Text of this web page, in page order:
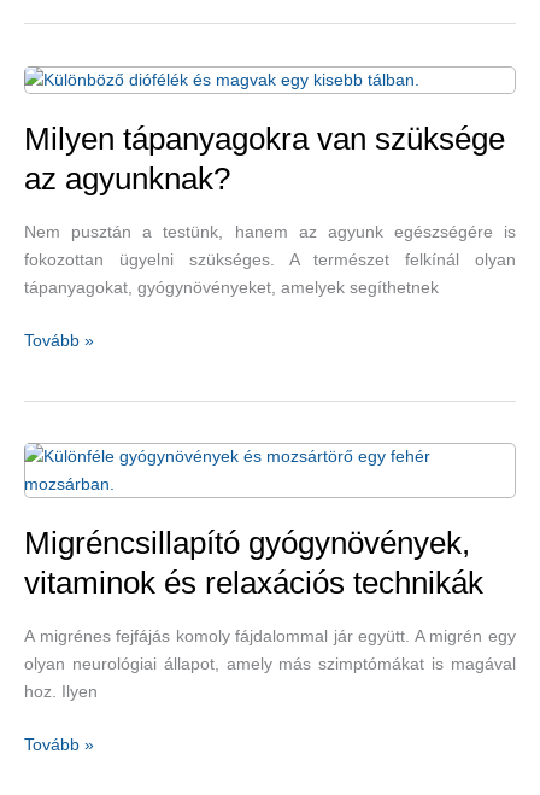
betegek
Milyen tápanyagokra van szüksége
az agyunknak?
Nem pusztán a testünk, hanem az agyunk egészségére is
fokozottan ügyelni szükséges. A természet felkínál olyan
tápanyagokat, gyógynövényeket, amelyek segíthetnek
Milyen
az
agyunknak?
Tovább »
Migréncsillapító gyógynövények,
vitaminok és relaxációs technikák
A migrénes fejfájás komoly fájdalommal jár együtt. A migrén egy
olyan neurológiai állapot, amely más szimptómákat is magával
hoz. Ilyen
Migréncsillapító
Tovább »